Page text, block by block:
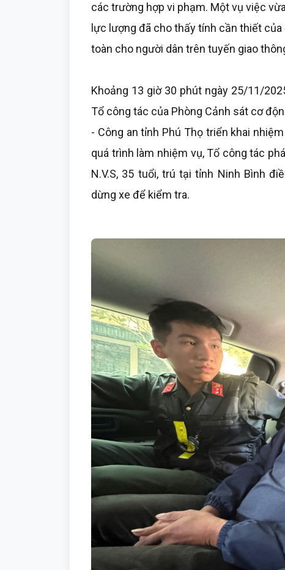
các trường hợp vi phạm. Một vụ việc
lực lượng đã cho thấy tính cần thiết
toàn cho người dân trên tuyến giao
Khoảng 13 giờ 30 phút ngày 25/11/
Tổ công tác của Phòng Cảnh sát cơ
- Công an tỉnh Phú Thọ triển khai
quá trình làm nhiệm vụ, Tổ công tác
N.V.S, 35 tuổi, trú tại tỉnh Ninh Bình
dừng xe để kiểm tra.